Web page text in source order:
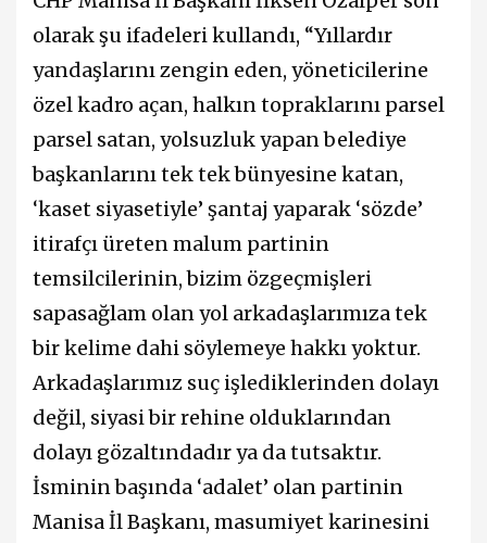
olarak şu ifadeleri kullandı, “Yıllardır
yandaşlarını zengin eden, yöneticilerine
özel kadro açan, halkın topraklarını parsel
parsel satan, yolsuzluk yapan belediye
başkanlarını tek tek bünyesine katan,
‘kaset siyasetiyle’ şantaj yaparak ‘sözde’
itirafçı üreten malum partinin
temsilcilerinin, bizim özgeçmişleri
sapasağlam olan yol arkadaşlarımıza tek
bir kelime dahi söylemeye hakkı yoktur.
Arkadaşlarımız suç işlediklerinden dolayı
değil, siyasi bir rehine olduklarından
dolayı gözaltındadır ya da tutsaktır.
İsminin başında ‘adalet’ olan partinin
Manisa İl Başkanı, masumiyet karinesini